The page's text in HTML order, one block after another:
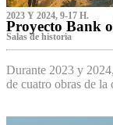
2023 Y 2024, 9-17 H.
Proyecto Bank
S‌alas de historia
Durante 2023 y
de cuatro obras de